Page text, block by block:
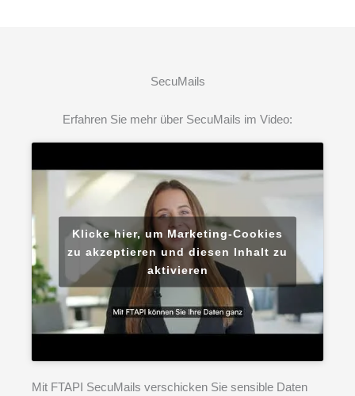
SecuMails
Erfahren Sie mehr über SecuMails im Video:
Klicke hier, um Marketing-Cookies
zu akzeptieren und diesen Inhalt zu
aktivieren
Mit FTAPI SecuMails verschicken Sie sensible Daten